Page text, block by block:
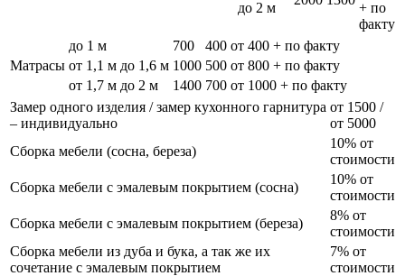
до 2 м
+ по
факту
Матрасы
до 1 м 700 400 от 400 + по факту
от 1,1 м до 1,6 м 1000 500 от 800 + по факту
от 1,7 м до 2 м
1400 700 от 1000 + по факту
Замер одного изделия / замер кухонного гарнитура
– индивидуально
от 1500 /
от 5000
Сборка мебели (сосна, береза)
10% от
стоимости
Сборка мебели с эмалевым покрытием (сосна)
10% от
стоимости
Сборка мебели с эмалевым покрытием (береза)
8% от
стоимости
Сборка мебели из дуба и бука, а так же их
сочетание с эмалевым покрытием
7% от
стоимости